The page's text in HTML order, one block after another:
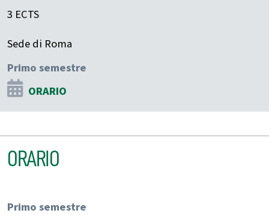
3 ECTS
Sede di Roma
Primo semestre
ORARIO
ORARIO
Primo semestre